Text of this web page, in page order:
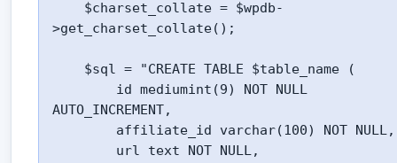
>get_charset_collate();
AUTO_INCREMENT,